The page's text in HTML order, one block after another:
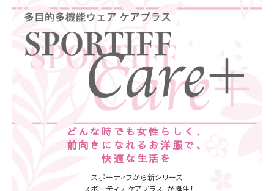
どんな時でも女性らしく、
前向きになれるお洋服で、
快適な生活を
スポーティフから新シリーズ
「スポーティフ ケアプラス」が誕生！